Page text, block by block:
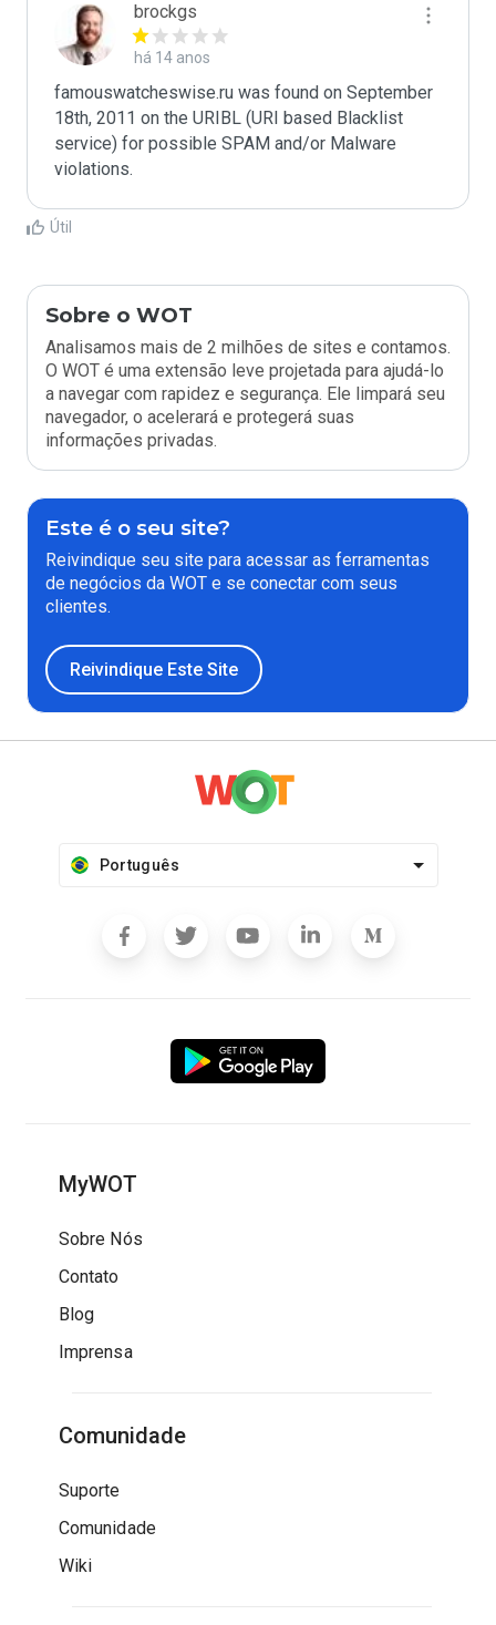
brockgs
há 14 anos
famouswatcheswise.ru was found on September
18th, 2011 on the URIBL (URI based Blacklist
service) for possible SPAM and/or Malware
Útil
Sobre o WOT
Analisamos mais de 2 milhões de sites e contamos.
O WOT é uma extensão leve projetada para ajudá-lo
a navegar com rapidez e segurança. Ele limpará seu
navegador, o acelerará e protegerá suas
informações privadas.
Este é o seu site?
Reivindique seu site para acessar as ferramentas
de negócios da WOT e se conectar com seus
clientes.
Reivindique Este Site
Português
MyWOT
Sobre Nós
Contato
Blog
Imprensa
Comunidade
Suporte
Comunidade
Wiki